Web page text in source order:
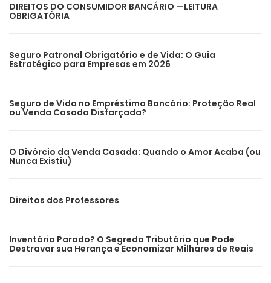
DIREITOS DO CONSUMIDOR BANCÁRIO —LEITURA
OBRIGATÓRIA
Seguro Patronal Obrigatório e de Vida: O Guia
Estratégico para Empresas em 2026
Seguro de Vida no Empréstimo Bancário: Proteção Real
ou Venda Casada Disfarçada?
O Divórcio da Venda Casada: Quando o Amor Acaba (ou
Nunca Existiu)
Direitos dos Professores
Inventário Parado? O Segredo Tributário que Pode
Destravar sua Herança e Economizar Milhares de Reais